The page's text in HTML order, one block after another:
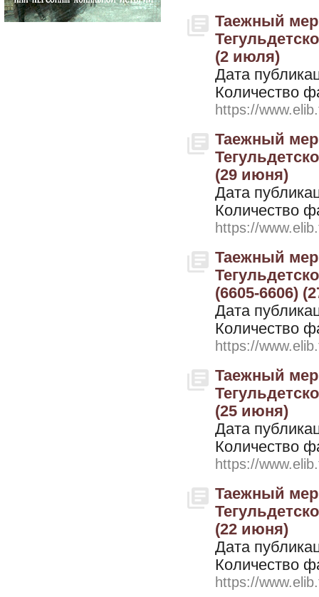
Таежный
(2 июля)
Дата
Количество
https://
Таежный
(29 июня)
Дата
Количество
https://
Таежный
(6605-6606)
Дата
Количество
https://
Таежный
(25 июня)
Дата
Количество
https://
Таежный
(22 июня)
Дата
Количество
https://